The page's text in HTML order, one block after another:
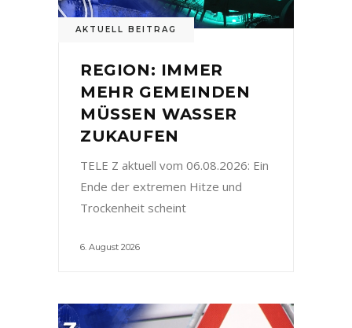
AKTUELL BEITRAG
REGION: IMMER
MEHR GEMEINDEN
MÜSSEN WASSER
ZUKAUFEN
TELE Z aktuell vom 06.08.2026: Ein
Ende der extremen Hitze und
Trockenheit scheint
6. August 2026